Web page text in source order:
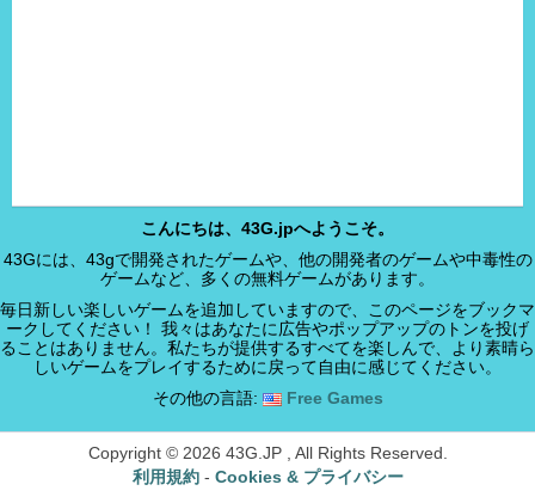
こんにちは、43G.jpへようこそ。
43Gには、43gで開発されたゲームや、他の開発者のゲームや中毒性の
ゲームなど、多くの無料ゲームがあります。
毎日新しい楽しいゲームを追加していますので、このページをブックマ
ークしてください！ 我々はあなたに広告やポップアップのトンを投げ
ることはありません。私たちが提供するすべてを楽しんで、より素晴ら
しいゲームをプレイするために戻って自由に感じてください。
その他の言語:
Free Games
Copyright © 2026 43G.JP , All Rights Reserved.
利用規約- Cookies & プライバシー